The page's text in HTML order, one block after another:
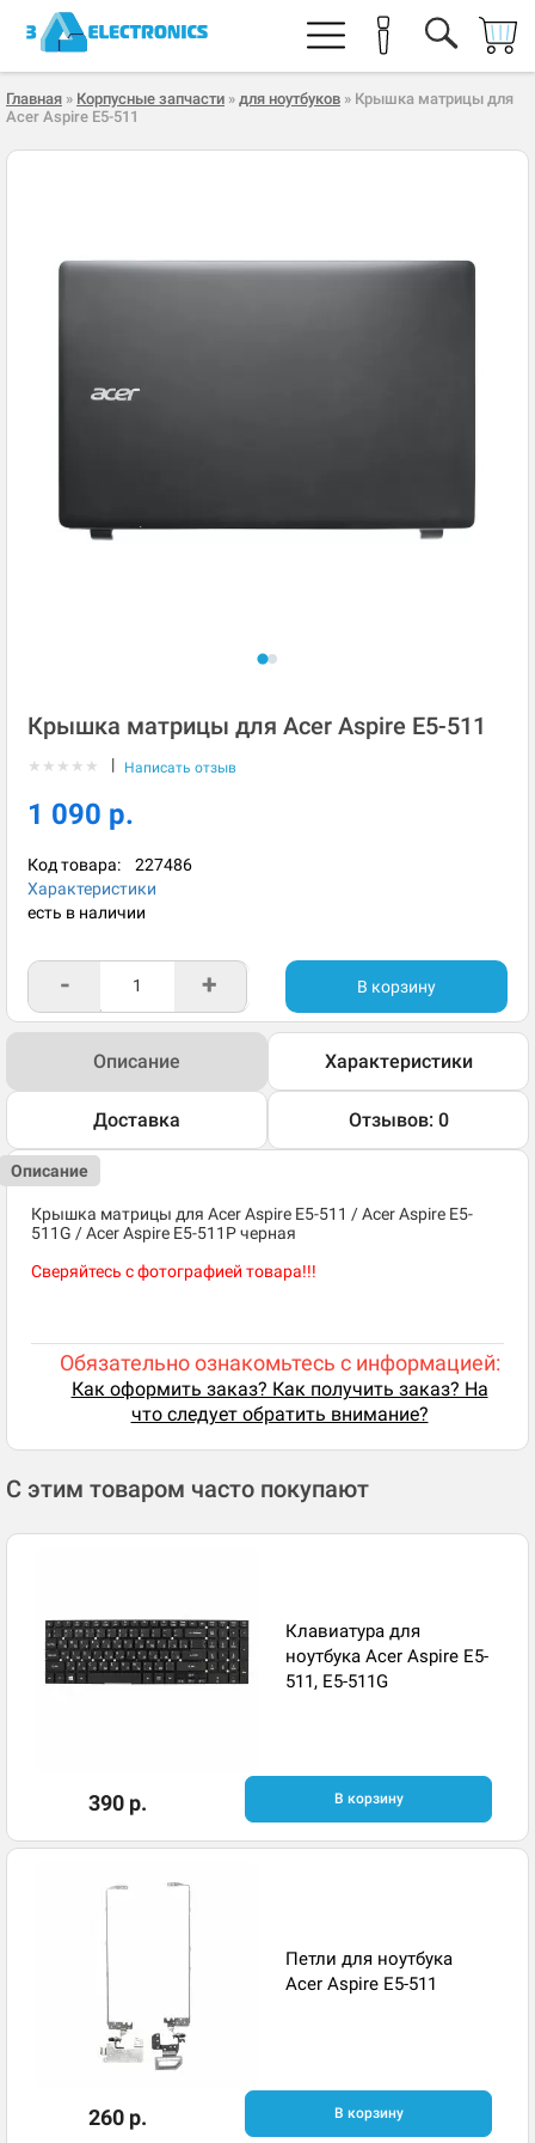
Главная » Корпусные запчасти » для ноутбуков » Крышка матрицы для
Acer Aspire E5-511
Крышка матрицы для Acer Aspire E5-511
★ ★ ★ ★ ★ | Написать отзыв
1 090 р.
Код товара: 227486
Характеристики
есть в наличии
- + В корзину
Описание Характеристики
Доставка Отзывов: 0
Описание
Крышка матрицы для Acer Aspire E5-511 / Acer Aspire E5-
511G / Acer Aspire E5-511P черная
Сверяйтесь с фотографией товара!!!
Обязательно ознакомьтесь с информацией:
Как оформить заказ? Как получить заказ? На
что следует обратить внимание?
С этим товаром часто покупают
Клавиатура для
ноутбука Acer Aspire E5-
511, E5-511G
390 р. В корзину
Петли для ноутбука
Acer Aspire E5-511
260 р. В корзину